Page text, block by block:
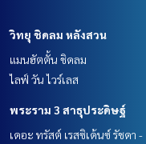
วิทยุ ชิดลม หลังสวน
แมนฮัตตั้น ชิดลม
ไลฟ์ วัน ไวร์เลส
พระราม 3 สาธุประดิษฐ์
เดอะ ทรัสต์ เรสซิเด้นซ์ รัชดา -